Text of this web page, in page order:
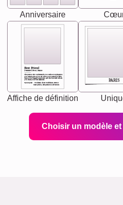
Anniversaire
Best Friend
[<NAME>] Noun, feminie
Synonyms: Soulmate, closet confidante, sister at
heart person, life partner in adventure.
The person who understands you without explanation
you accepts just as you are. She's your partner in life's,
chaos your biggest supporter, and the one with whom
you share your best memories.
Affiche de définition
PARIS
Choisir un modèle